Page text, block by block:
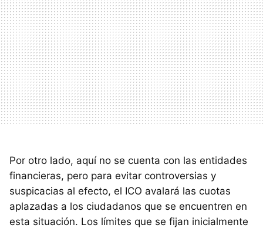
Por otro lado, aquí no se cuenta con las entidades
financieras, pero para evitar controversias y
suspicacias al efecto, el ICO avalará las cuotas
aplazadas a los ciudadanos que se encuentren en
esta situación. Los límites que se fijan inicialmente